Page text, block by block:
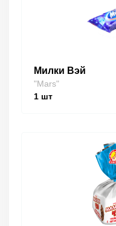
Милки Вэй
"Mars"
1 шт